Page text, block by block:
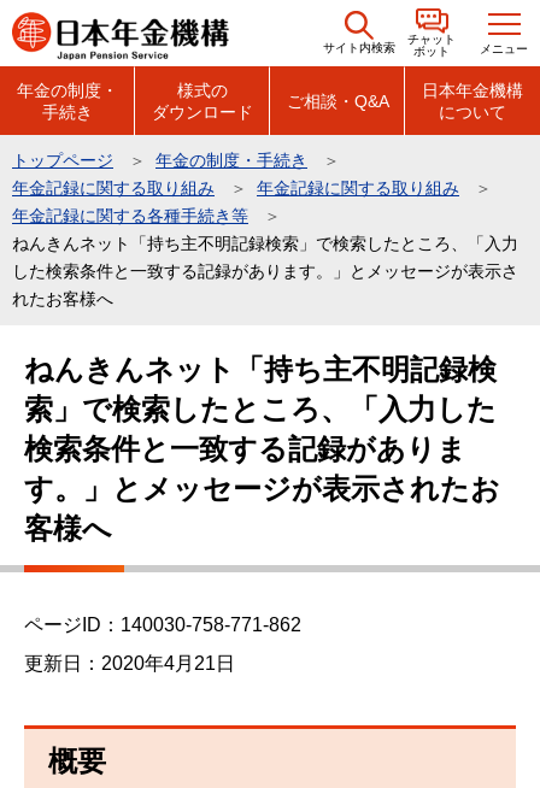
こ
の
の
先
頭
で
す
サイト内検索
チャット
ボット
メニュー
年金の制度・
手続き
様式の
ダウンロード
ご相談・Q&A
日本年金機構
について
トップページ
年金の制度・手続き
年金記録に関する取り組み
年金記録に関する取り組み
年金記録に関する各種手続き等
ねんきんネット「持ち主不明記録検索」で検索したところ、「入力
した検索条件と一致する記録があります。」とメッセージが表示さ
れたお客様へ
ねんきんネット「持ち主不明記録検
索」で検索したところ、「入力した
検索条件と一致する記録がありま
す。」とメッセージが表示されたお
客様へ
ページID：140030-758-771-862
更新日：2020年4月21日
概要